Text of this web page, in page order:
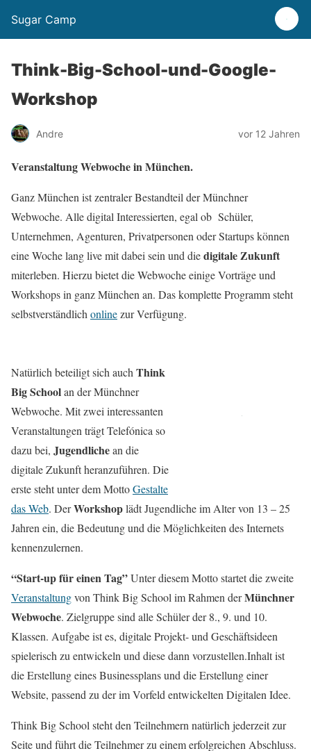
Sugar Camp
Think-Big-School-und-Google-
Workshop
Andre vor 12 Jahren
Veranstaltung Webwoche in München.
Ganz München ist zentraler Bestandteil der Münchner
Webwoche. Alle digital Interessierten, egal ob Schüler,
Unternehmen, Agenturen, Privatpersonen oder Startups können
eine Woche lang live mit dabei sein und diedigitale Zukunft
miterleben. Hierzu bietet die Webwoche einige Vorträge und
Workshops in ganz München an. Das komplette Programm steht
selbstverständlich onlinezur Verfügung.
Natürlich beteiligt sich auch Think
Big Schoolan der Münchner
Webwoche. Mit zwei interessanten
Veranstaltungen trägt Telefónica so
dazu bei, Jugendlichean die
digitale Zukunft heranzuführen. Die
erste steht unter dem MottoGestalte
das Web. DerWorkshoplädt Jugendliche im Alter von 13 – 25
Jahren ein, die Bedeutung und die Möglichkeiten des Internets
kennenzulernen.
“Start-up für einen Tag”Unter diesem Motto startet die zweite
Veranstaltungvon Think Big School im Rahmen derMünchner
Webwoche. Zielgruppe sind alle Schüler der 8., 9. und 10.
Klassen. Aufgabe ist es, digitale Projekt- und Geschäftsideen
spielerisch zu entwickeln und diese dann vorzustellen.Inhalt ist
die Erstellung eines Businessplans und die Erstellung einer
Website, passend zu der im Vorfeld entwickelten Digitalen Idee.
Think Big School steht den Teilnehmern natürlich jederzeit zur
Seite und führt die Teilnehmer zu einem erfolgreichen Abschluss.